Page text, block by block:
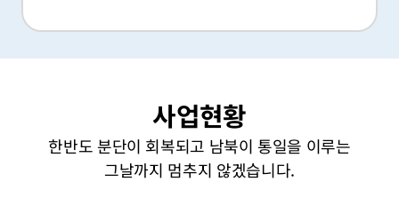
사업현황
한반도 분단이 회복되고 남북이 통일을 이루는
그날까지 멈추지 않겠습니다.